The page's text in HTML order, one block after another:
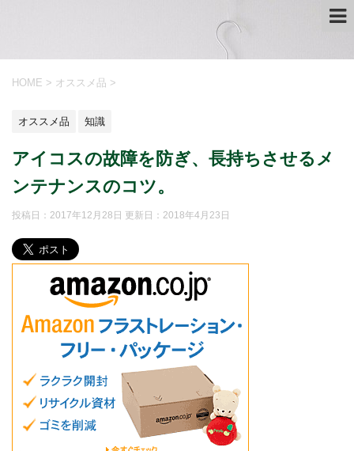
HOME > オススメ品 >
オススメ品 知識
アイコスの故障を防ぎ、長持ちさせるメ
ンテナンスのコツ。
投稿日：2017年12月28日 更新日： 2018年4月23日